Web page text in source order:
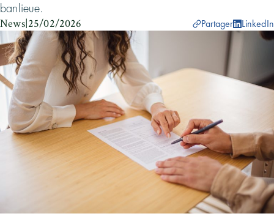
banlieue.
News|25/02/2026 Partager LinkedIn